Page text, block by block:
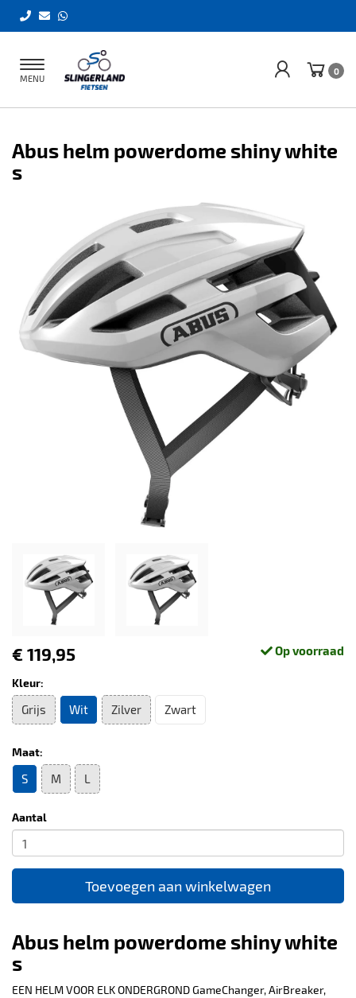
Toggle
navigation
MENU
0
Abus helm powerdome shiny white
s
€ 119,95 Op voorraad
Kleur:
Grijs Wit Zilver Zwart
Maat:
S M L
Aantal
Toevoegen aan winkelwagen
Abus helm powerdome shiny white
s
EEN HELM VOOR ELK ONDERGROND GameChanger, AirBreaker,